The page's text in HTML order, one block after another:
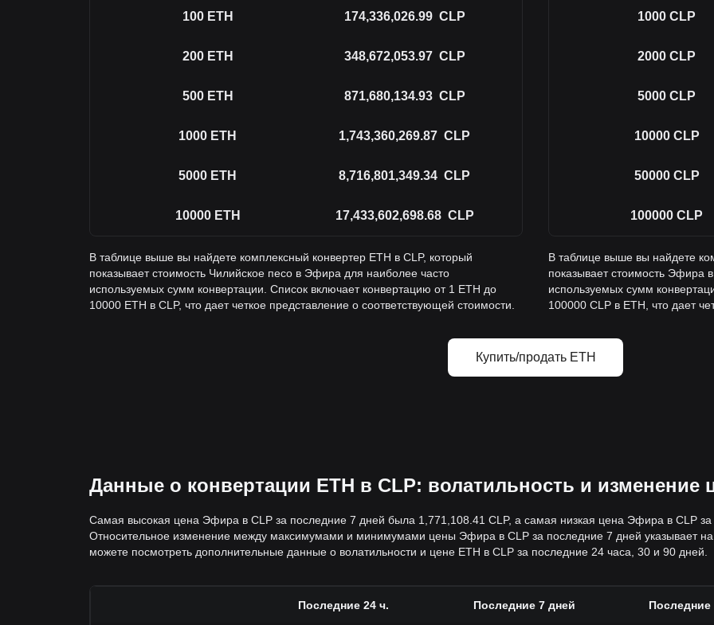
100 ETH 174,336,026.99 CLP
200 ETH 348,672,053.97 CLP
500 ETH 871,680,134.93 CLP
1000 ETH 1,743,360,269.87 CLP
5000 ETH 8,716,801,349.34 CLP
10000 ETH 17,433,602,698.68 CLP
В таблице выше вы найдете комплексный конвертер ETH в CLP, который
показывает стоимость Чилийское песо в Эфира для наиболее часто
используемых сумм конвертации. Список включает конвертацию от 1 ETH до
10000 ETH в CLP, что дает четкое представление о соответствующей стоимости.
1000 CLP
2000 CLP
5000 CLP
10000 CLP
50000 CLP
100000 CLP
В таблице выше вы найдете
показывает стоимость Эфира
используемых сумм
100000 CLP в ETH, что дает
Купить/продать ETH
Данные о конвертации ETH в CLP: волатильность и
Самая высокая цена Эфира в CLP за последние 7 дней была 1,771,108.41 CLP, а самая низкая цена Эфира в CLP
Относительное изменение между максимумами и минимумами цены Эфира в CLP за последние 7 дней указывает
можете посмотреть дополнительные данные о волатильности и цене ETH в CLP за последние 24 часа, 30 и 90 дней.
Последние 24 ч. Последние 7 дней Последние